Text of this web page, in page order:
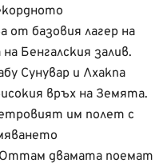
базовия лагер на
Бенгалския залив.
Сунувар и Лхакпа
връх на Земята.
им полет с
двамата поемат